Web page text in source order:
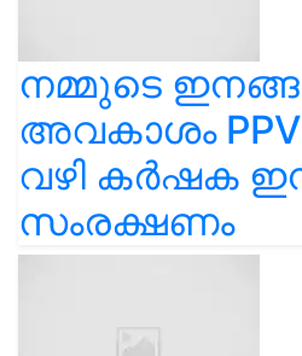
നമ്മുടെ
അവകാശം
വഴി കർഷക
സംരക്ഷണം